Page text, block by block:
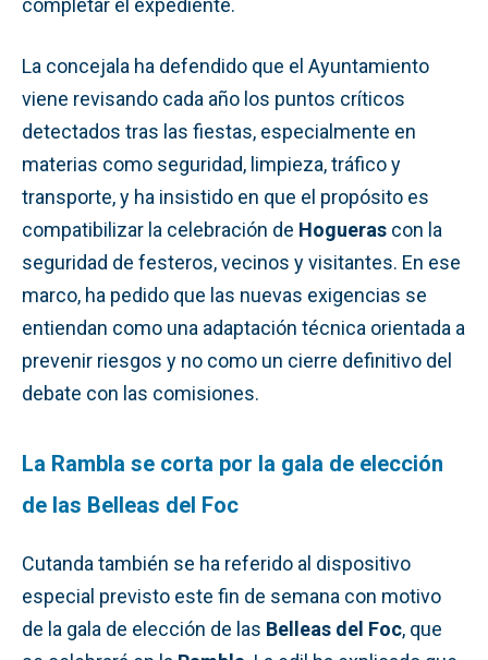
completar el expediente.
La concejala ha defendido que el Ayuntamiento
viene revisando cada año los puntos críticos
detectados tras las fiestas, especialmente en
materias como seguridad, limpieza, tráfico y
transporte, y ha insistido en que el propósito es
compatibilizar la celebración de Hogueras con la
seguridad de festeros, vecinos y visitantes. En ese
marco, ha pedido que las nuevas exigencias se
entiendan como una adaptación técnica orientada a
prevenir riesgos y no como un cierre definitivo del
debate con las comisiones.
La Rambla se corta por la gala de elección
de las Belleas del Foc
Cutanda también se ha referido al dispositivo
especial previsto este fin de semana con motivo
de la gala de elección de las Belleas del Foc, que